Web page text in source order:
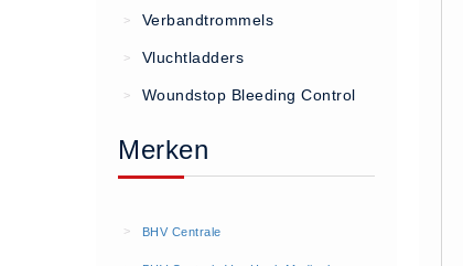
AED elektroden (18)
AED tassen (14)
BHV kasten (5)
> Verbandtrommels
> Vluchtladders
> Woundstop Bleeding Control
Merken
> BHV Centrale